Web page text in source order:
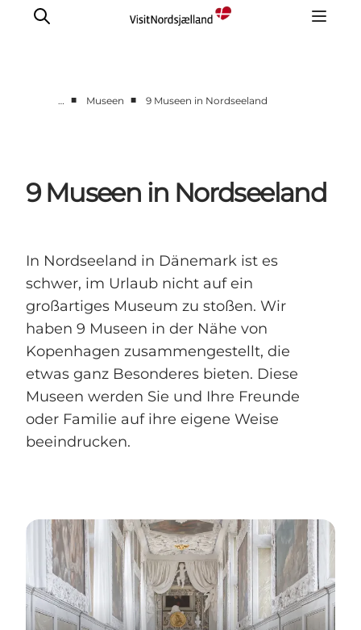
Geschmack
Unterkünfte
Reiseplanung
… ■ Museen ■ 9 Museen in Nordseeland
9 Museen in Nordseeland
In Nordseeland in Dänemark ist es
schwer, im Urlaub nicht auf ein
großartiges Museum zu stoßen. Wir
haben 9 Museen in der Nähe von
Kopenhagen zusammengestellt, die
etwas ganz Besonderes bieten. Diese
Museen werden Sie und Ihre Freunde
oder Familie auf ihre eigene Weise
beeindrucken.